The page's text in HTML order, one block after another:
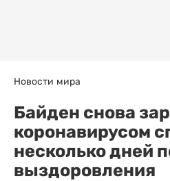
Новости мира
Байден снова
коронавирусом
несколько дней
выздоровления